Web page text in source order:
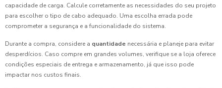
capacidade de carga. Calcule corretamente as necessidades do seu projeto
para escolher o tipo de cabo adequado. Uma escolha errada pode
comprometer a segurança e a funcionalidade do sistema.
Durante a compra, considere a quantidade necessária e planeje para evitar
desperdícios. Caso compre em grandes volumes, verifique se a loja oferece
condições especiais de entrega e armazenamento, já que isso pode
impactar nos custos finais.